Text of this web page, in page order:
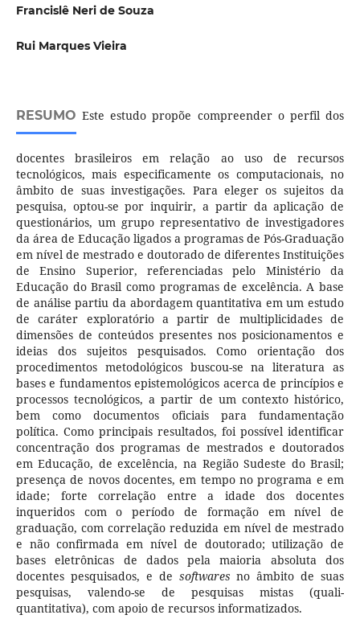
Francislê Neri de Souza
Rui Marques Vieira
RESUMO Este estudo propõe compreender o perfil dos
docentes brasileiros em relação ao uso de recursos
tecnológicos, mais especificamente os computacionais, no
âmbito de suas investigações. Para eleger os sujeitos da
pesquisa, optou-se por inquirir, a partir da aplicação de
questionários, um grupo representativo de investigadores
da área de Educação ligados a programas de Pós-Graduação
em nível de mestrado e doutorado de diferentes Instituições
de Ensino Superior, referenciadas pelo Ministério da
Educação do Brasil como programas de excelência. A base
de análise partiu da abordagem quantitativa em um estudo
de caráter exploratório a partir de multiplicidades de
dimensões de conteúdos presentes nos posicionamentos e
ideias dos sujeitos pesquisados. Como orientação dos
procedimentos metodológicos buscou-se na literatura as
bases e fundamentos epistemológicos acerca de princípios e
processos tecnológicos, a partir de um contexto histórico,
bem como documentos oficiais para fundamentação
política. Como principais resultados, foi possível identificar
concentração dos programas de mestrados e doutorados
em Educação, de excelência, na Região Sudeste do Brasil;
presença de novos docentes, em tempo no programa e em
idade; forte correlação entre a idade dos docentes
inqueridos com o período de formação em nível de
graduação, com correlação reduzida em nível de mestrado
e não confirmada em nível de doutorado; utilização de
bases eletrônicas de dados pela maioria absoluta dos
docentes pesquisados, e de softwares no âmbito de suas
pesquisas, valendo-se de pesquisas mistas (quali-
quantitativa), com apoio de recursos informatizados.